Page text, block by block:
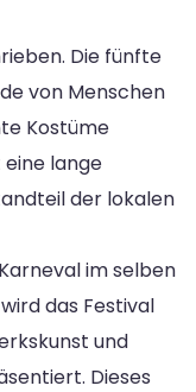
Die fünfte
von Menschen
Kostüme
lange
der lokalen
im selben
das Festival
und
Dieses